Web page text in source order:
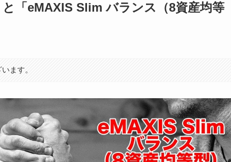
「eMAXIS Slim バランス（8資産均等
ます。